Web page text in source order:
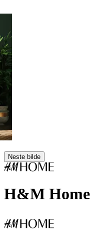
Neste bilde
H&M Home